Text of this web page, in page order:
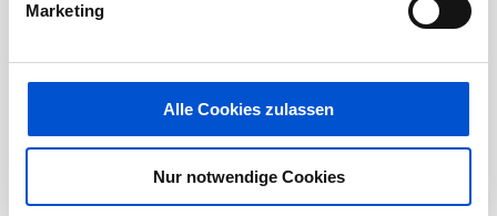
Marketing
Alle Cookies zulassen
Nur notwendige Cookies
Juni 2019
April 2019
Februar 2019